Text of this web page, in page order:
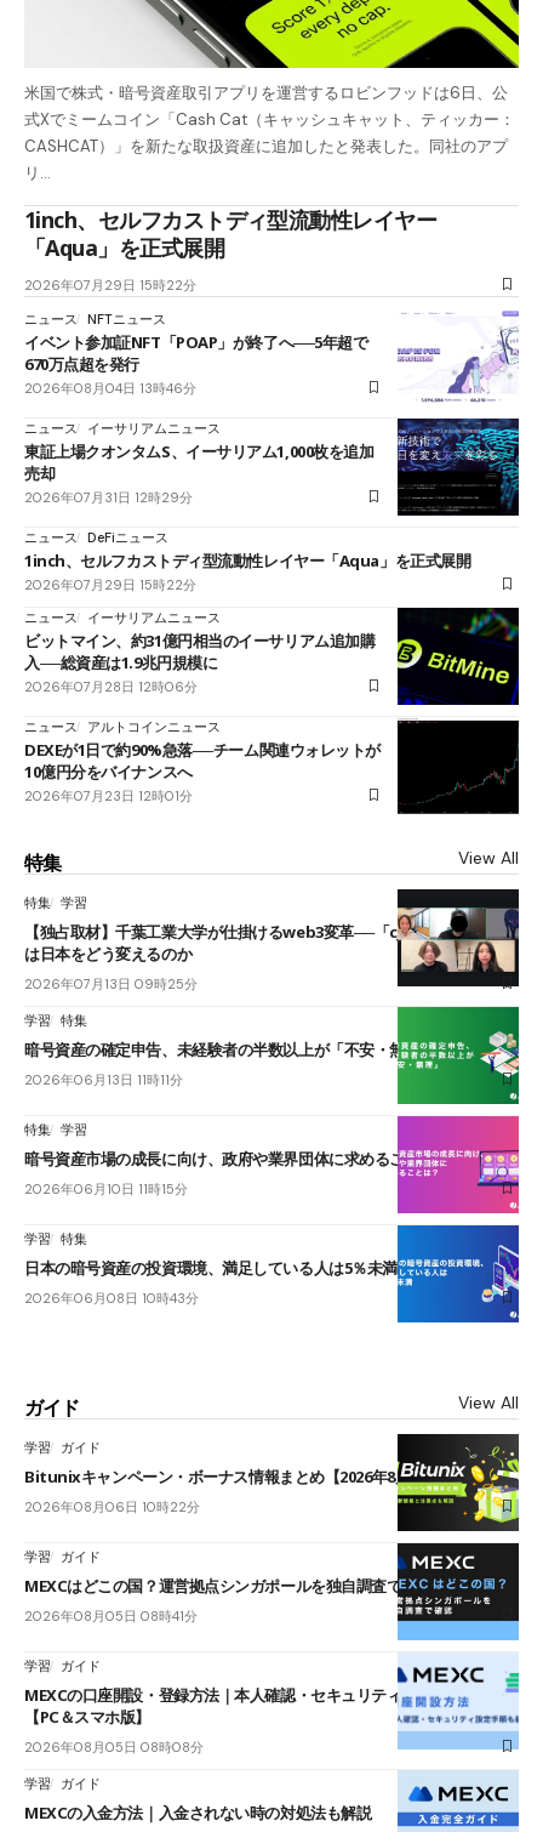
米国で株式・暗号資産取引アプリを運営するロビンフッドは6日、公
式Xでミームコイン「Cash Cat（キャッシュキャット、ティッカー：
CASHCAT）」を新たな取扱資産に追加したと発表した。同社のアプ
リ…
1inch、セルフカストディ型流動性レイヤー
「Aqua」を正式展開
2026年07月29日 15時22分
ニュース NFTニュース
イベント参加証NFT「POAP」が終了へ──5年超で
670万点超を発行
2026年08月04日 13時46分
ニュース イーサリアムニュース
東証上場クオンタムS、イーサリアム1,000枚を追加
売却
2026年07月31日 12時29分
ニュース DeFiニュース
1inch、セルフカストディ型流動性レイヤー「Aqua」を正式展開
2026年07月29日 15時22分
ニュース
イーサリアムニュース
ビットマイン、約31億円相当のイーサリアム追加購
入──総資産は1.9兆円規模に
2026年07月28日 12時06分
ニュース アルトコインニュース
DEXEが1日で約90%急落──チーム関連ウォレットが
10億円分をバイナンスへ
2026年07月23日 12時01分
特集 View All
特集 学習
【独占取材】千葉工業大学が仕掛けるweb3変革──「cJPY」とAIの融合
は日本をどう変えるのか
2026年07月13日 09時25分
学習 特集
暗号資産の確定申告、未経験者の半数以上が「不安・無理」
2026年06月13日 11時11分
特集 学習
暗号資産市場の成長に向け、政府や業界団体に求めることは？
2026年06月10日 11時15分
学習 特集
日本の暗号資産の投資環境、満足している人は5％未満
2026年06月08日 10時43分
ガイド View All
学習 ガイド
Bitunixキャンペーン・ボーナス情報まとめ【2026年8月最新】
2026年08月06日 10時22分
学習 ガイド
MEXCはどこの国？運営拠点シンガポールを独自調査で確認
2026年08月05日 08時41分
学習 ガイド
MEXCの口座開設・登録方法｜本人確認・セキュリティ設定手順も紹介
【PC＆スマホ版】
2026年08月05日 08時08分
学習 ガイド
MEXCの入金方法｜入金されない時の対処法も解説